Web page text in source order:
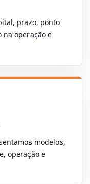
prazo, ponto
operação e
modelos,
operação e